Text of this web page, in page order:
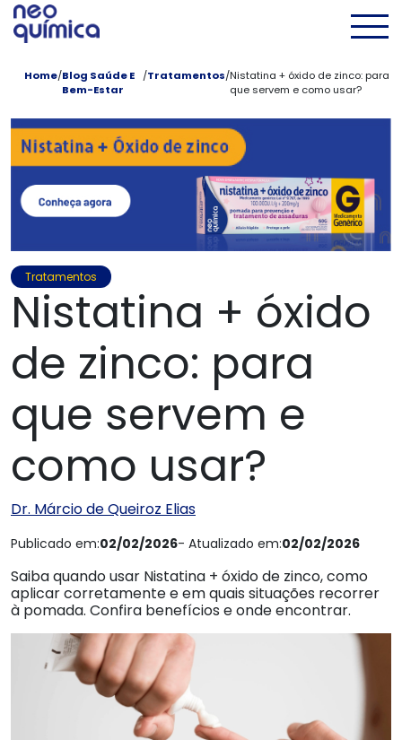
Pular para conteúdo principal
Home/Blog Saúde E
Bem-Estar
/Tratamentos/Nistatina + óxido de zinco: para
que servem e como usar?
Tratamentos
Nistatina + óxido
de zinco: para
que servem e
como usar?
Dr. Márcio de Queiroz Elias
Publicado em:02/02/2026- Atualizado em:02/02/2026
Saiba quando usar Nistatina + óxido de zinco, como
aplicar corretamente e em quais situações recorrer
à pomada. Confira benefícios e onde encontrar.